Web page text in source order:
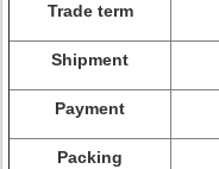
Trade term
Shipment
Payment
Packing